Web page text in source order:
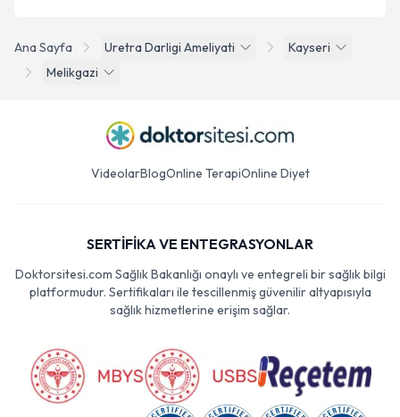
Ana Sayfa Uretra Darligi Ameliyati
Kayseri
Melikgazi
VideolarBlogOnline TerapiOnline Diyet
SERTİFİKA VE ENTEGRASYONLAR
Doktorsitesi.com Sağlık Bakanlığı onaylı ve entegreli bir sağlık bilgi
platformudur. Sertifikaları ile tescillenmiş güvenilir altyapısıyla
sağlık hizmetlerine erişim sağlar.